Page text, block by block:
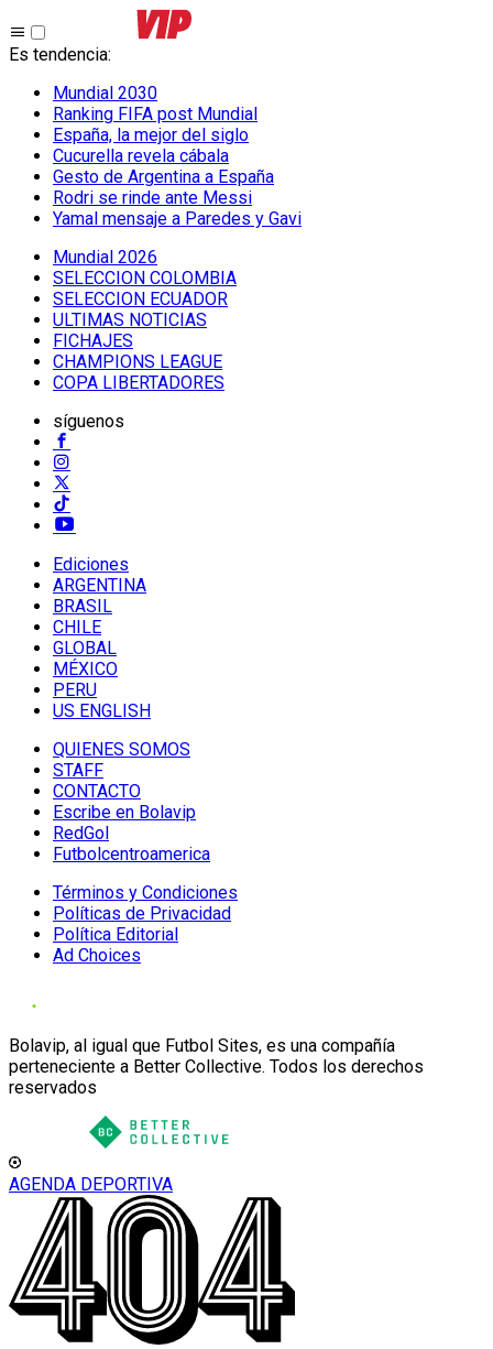
Es tendencia:
Mundial 2030
Ranking FIFA post Mundial
España, la mejor del siglo
Cucurella revela cábala
Gesto de Argentina a España
Rodri se rinde ante Messi
Yamal mensaje a Paredes y Gavi
Mundial 2026
SELECCION COLOMBIA
SELECCION ECUADOR
ULTIMAS NOTICIAS
FICHAJES
CHAMPIONS LEAGUE
COPA LIBERTADORES
síguenos
Ediciones
ARGENTINA
BRASIL
CHILE
GLOBAL
MÉXICO
PERU
US ENGLISH
QUIENES SOMOS
STAFF
CONTACTO
Escribe en Bolavip
RedGol
Futbolcentroamerica
Términos y Condiciones
Políticas de Privacidad
Política Editorial
Ad Choices
Bolavip, al igual que Futbol Sites, es una compañía
perteneciente a Better Collective. Todos los derechos
reservados
AGENDA DEPORTIVA